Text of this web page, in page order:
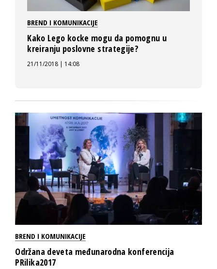
BREND I KOMUNIKACIJE
Kako Lego kocke mogu da pomognu u
kreiranju poslovne strategije?
21/11/2018 | 14:08
BREND I KOMUNIKACIJE
Održana deveta međunarodna konferencija
PRilika2017